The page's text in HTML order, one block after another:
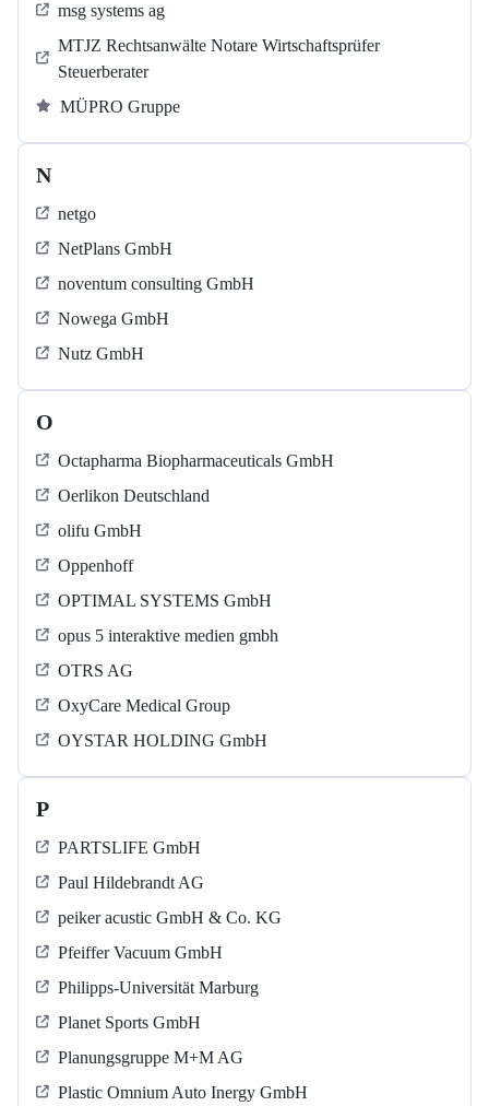
msg systems ag
MTJZ Rechtsanwälte Notare Wirtschaftsprüfer
Steuerberater
MÜPRO Gruppe
N
netgo
NetPlans GmbH
noventum consulting GmbH
Nowega GmbH
Nutz GmbH
O
Octapharma Biopharmaceuticals GmbH
Oerlikon Deutschland
olifu GmbH
Oppenhoff
OPTIMAL SYSTEMS GmbH
opus 5 interaktive medien gmbh
OTRS AG
OxyCare Medical Group
OYSTAR HOLDING GmbH
P
PARTSLIFE GmbH
Paul Hildebrandt AG
peiker acustic GmbH & Co. KG
Pfeiffer Vacuum GmbH
Philipps-Universität Marburg
Planet Sports GmbH
Planungsgruppe M+M AG
Plastic Omnium Auto Inergy GmbH